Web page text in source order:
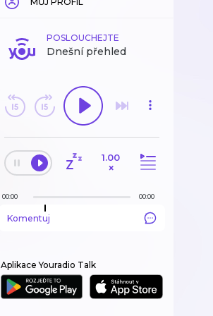
POSLOUCHEJTE
Dnešní přehled
1.00
×
00:00 00:00
Komentuj
Aplikace Youradio Talk